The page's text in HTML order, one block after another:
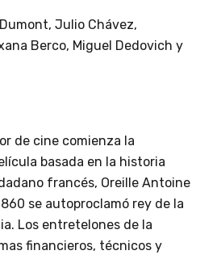
Julio Chávez,
Berco, Miguel Dedovich y
de cine comienza la
basada en la historia
francés, Oreille Antoine
se autoproclamó rey de la
Los entretelones de la
financieros, técnicos y